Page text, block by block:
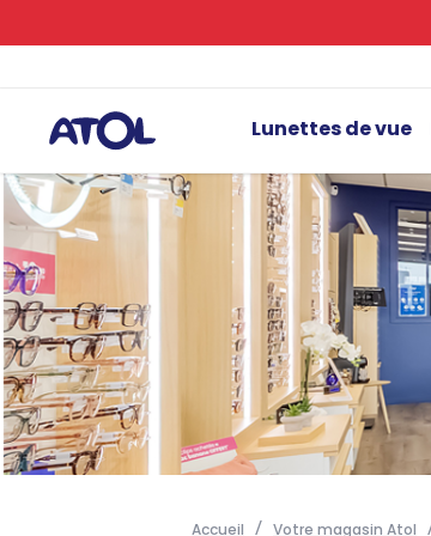
Lunettes de vue
Accueil Votre magasin Atol